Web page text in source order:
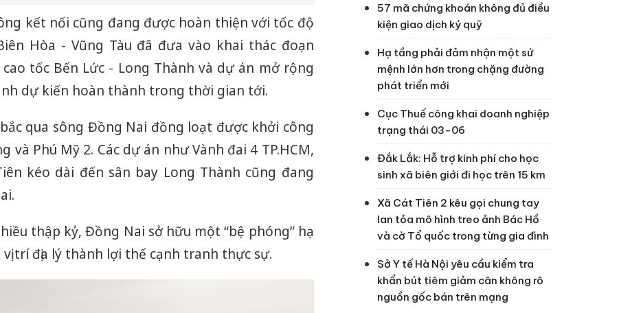
kết nối cũng đang được hoàn thiện với tốc độ
Hòa - Vũng Tàu đã đưa vào khai thác đoạn
cao tốc Bến Lức - Long Thành và dự án mở rộng
dự kiến hoàn thành trong thời gian tới.
qua sông Đồng Nai đồng loạt được khởi công
và Phú Mỹ 2. Các dự án như Vành đai 4 TP.HCM,
kéo dài đến sân bay Long Thành cũng đang
thập kỷ, Đồng Nai sở hữu một “bệ phóng” hạ
trí địa lý thành lợi thế cạnh tranh thực sự.
57 mã chứng khoán không đủ điều
kiện giao dịch ký quỹ
Hạ tầng phải đảm nhận một sứ
mệnh lớn hơn trong chặng đường
phát triển mới
Cục Thuế công khai doanh nghiệp
trạng thái 03-06
Đắk Lắk: Hỗ trợ kinh phí cho học
sinh xã biên giới đi học trên 15 km
Xã Cát Tiên 2 kêu gọi chung tay
lan tỏa mô hình treo ảnh Bác Hồ
và cờ Tổ quốc trong từng gia đình
Sở Y tế Hà Nội yêu cầu kiểm tra
khẩn bút tiêm giảm cân không rõ
nguồn gốc bán trên mạng